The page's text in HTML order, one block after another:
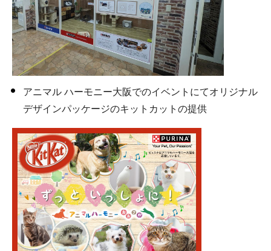
アニマル ハーモニー大阪でのイベントにてオリジナル
デザインパッケージのキットカットの提供